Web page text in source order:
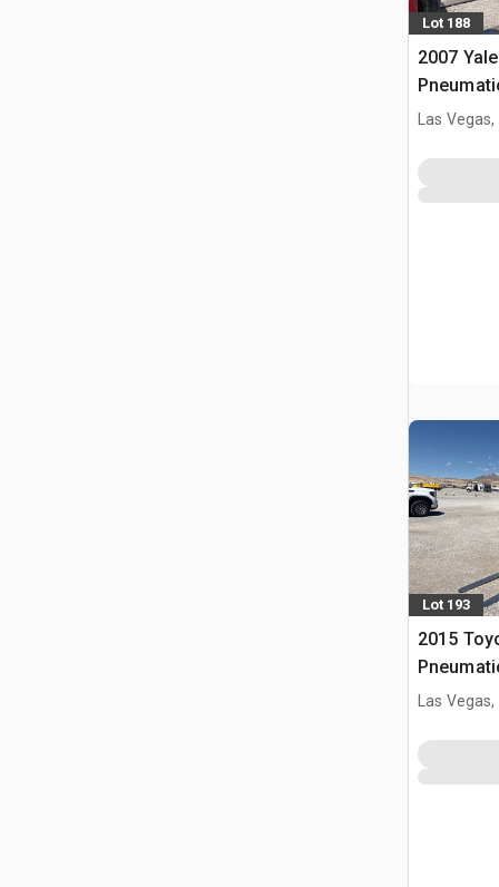
Lot 188
2007
Las Vegas,
Lot 193
2015
Las Vegas,